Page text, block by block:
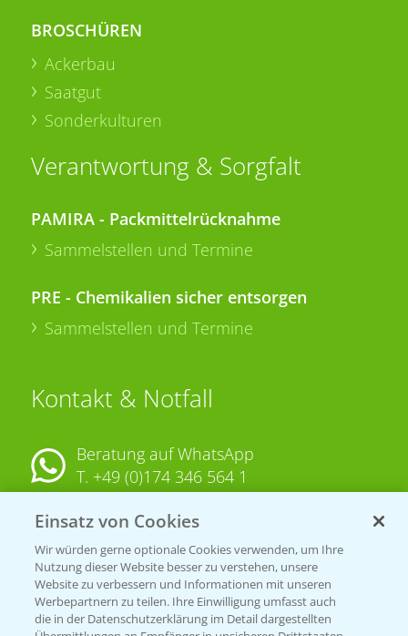
BROSCHÜREN
Ackerbau
Saatgut
Sonderkulturen
Verantwortung & Sorgfalt
PAMIRA - Packmittelrücknahme
Sammelstellen und Termine
PRE - Chemikalien sicher entsorgen
Sammelstellen und Termine
Kontakt & Notfall
Beratung auf WhatsApp
T. +49 (0)174 346 564 1
KONTAKT
Hilfe in Notfällen
T.+49 (0)214/30-20220
Einsatz von Cookies
Wir würden gerne optionale Cookies verwenden, um Ihre
Nutzung dieser Website besser zu verstehen, unsere
Website zu verbessern und Informationen mit unseren
Werbepartnern zu teilen. Ihre Einwilligung umfasst auch
die in der Datenschutzerklärung im Detail dargestellten